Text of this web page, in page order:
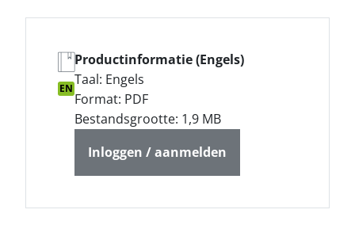
EN
Productinformatie (Engels)
Taal: Engels
Format: PDF
Bestandsgrootte: 1,9 MB
Inloggen / aanmelden